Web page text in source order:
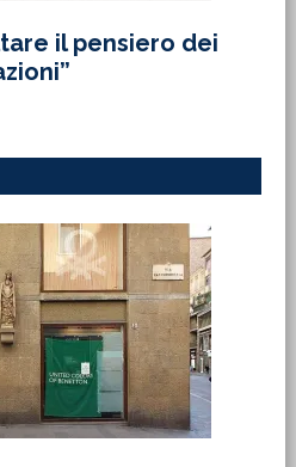
il pensiero dei